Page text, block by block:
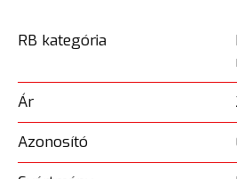
RB kategória
Ár
Azonosító